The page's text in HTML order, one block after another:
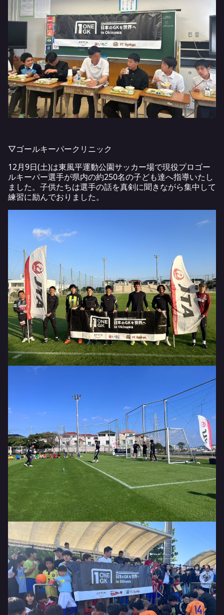
▽ゴールキーパークリニック
12月9日(土)は東風平運動公園サッカー場で現役プロゴー
ルキーパー選手が県内の約250名の子ども達へ指導いたし
ました。子供たちは選手の話を真剣に聞きながら集中して
練習に励んでおりました。